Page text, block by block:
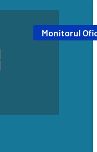
Monitorul